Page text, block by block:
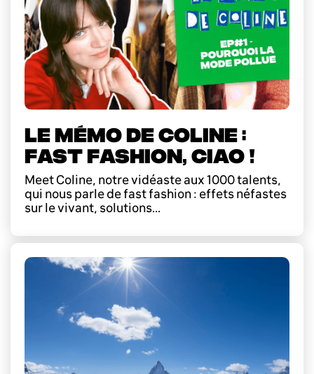
LE MÉMO DE COLINE :
FAST FASHION, CIAO !
Meet Coline, notre vidéaste aux 1000 talents,
qui nous parle de fast fashion : effets néfastes
sur le vivant, solutions...